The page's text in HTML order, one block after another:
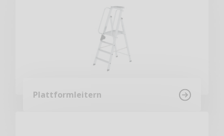
Plattformleitern